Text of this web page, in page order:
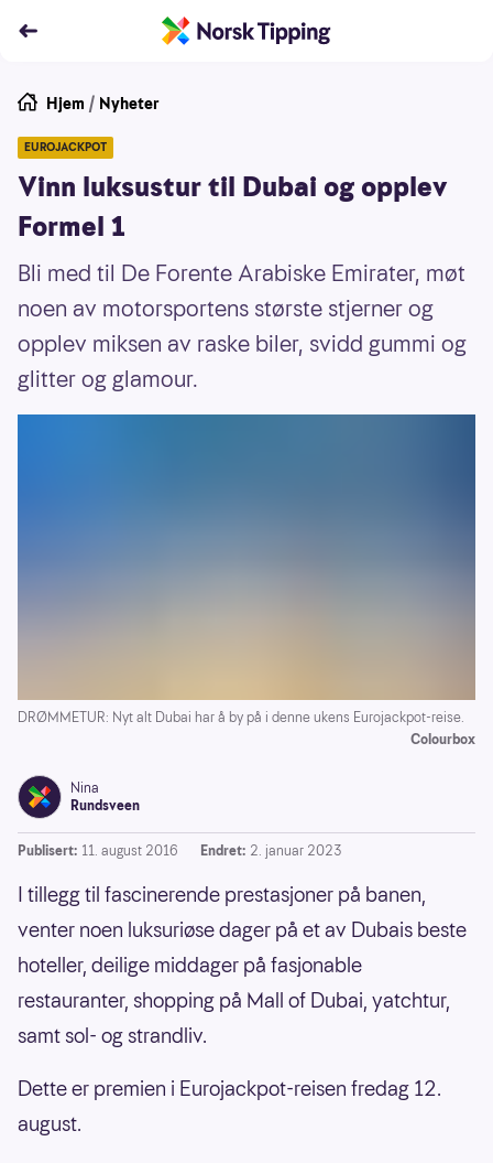
Hjem / Nyheter
EUROJACKPOT
Vinn luksustur til Dubai og opplev
Formel 1
Bli med til De Forente Arabiske Emirater, møt
noen av motorsportens største stjerner og
opplev miksen av raske biler, svidd gummi og
glitter og glamour.
DRØMMETUR: Nyt alt Dubai har å by på i denne ukens Eurojackpot-reise.
Colourbox
Nina
Rundsveen
Publisert: 11. august 2016 Endret: 2. januar 2023
I tillegg til fascinerende prestasjoner på banen,
venter noen luksuriøse dager på et av Dubais beste
hoteller, deilige middager på fasjonable
restauranter, shopping på Mall of Dubai, yatchtur,
samt sol- og strandliv.
Dette er premien i Eurojackpot-reisen fredag 12.
august.